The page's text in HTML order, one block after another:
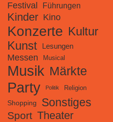
Festival Führungen
Kinder Kino
Konzerte Kultur
Kunst
Lesungen
Messen Musical
Musik Märkte
Party Politik Religion
Shopping Sonstiges
Sport Theater